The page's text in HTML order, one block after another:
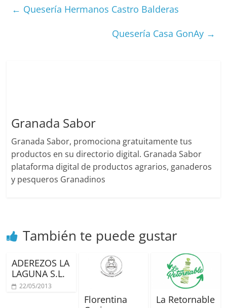
← Quesería Hermanos Castro Balderas
Quesería Casa GonAy →
Granada Sabor
Granada Sabor, promociona gratuitamente tus
productos en su directorio digital. Granada Sabor
plataforma digital de productos agrarios, ganaderos
y pesqueros Granadinos
También te puede gustar
ADEREZOS LA
LAGUNA S.L.
22/05/2013
Florentina
La Retornable